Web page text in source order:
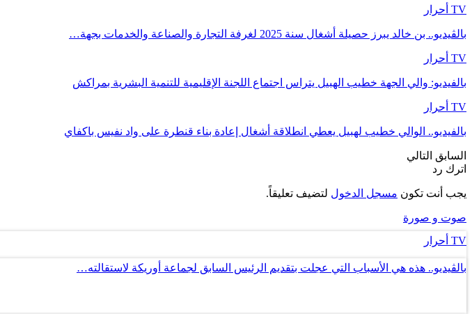
TV أحرار
بالڤيديو.. بن خالد يبرز حصيلة أشغال سنة 2025 لغرفة التجارة والصناعة والخدمات بجهة…
TV أحرار
بالفيديو: والي الجهة خطيب الهبيل يتراس اجتماع اللجنة الإقليمية للتنمية البشرية بمراكش
TV أحرار
بالفيديو.. الوالي خطيب لهبيل يعطي انطلاقة أشغال إعادة بناء قنطرة على واد نفيس باكفاي
السابق التالي
اترك رد
يجب أنت تكون مسجل الدخول لتضيف تعليقاً.
صوت و صورة
TV أحرار
بالڤيديو.. هذه هي الأسباب التي عجلت بتقديم الرئيس السابق لجماعة أوريكة لاستقالته…